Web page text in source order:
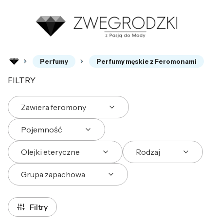
Perfumy Perfumy męskie z Feromonami
FILTRY
Zawiera feromony
Pojemność
Olejki eteryczne Rodzaj
Grupa zapachowa
Koniec filtrów
Filtry